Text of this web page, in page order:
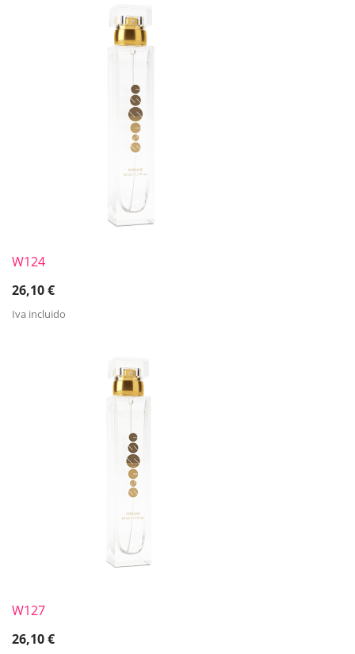
W124
26,10€
Iva incluido
W127
26,10€